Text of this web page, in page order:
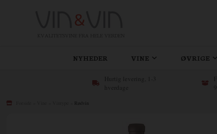
KVALITETSVINE FRA HELE VERDEN
NYHEDER VINE ØVRIGE
Hurtig levering, 1-3
hverdage
Rødvin